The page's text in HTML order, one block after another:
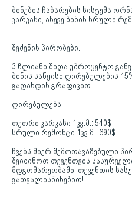
ბინების ჩაბარების სისტემა
კარკასი, ასევე ბინის სრული
შეძენის პირობები:
3 წლიანი შიდა უპროცენტო
ბინის საწყისი ღირებულების
გადახდის გრაფიკით.
ღირებულება:
თეთრი კარკასი 1კვ.მ.: 540$
სრული რემონტი 1კვ.მ.: 690$
ჩვენს მიერ შემოთავაზებული
შეიძინოთ თქვენთვის
მდგომარეობაში, თქვენთის
გათვალისწინებით!